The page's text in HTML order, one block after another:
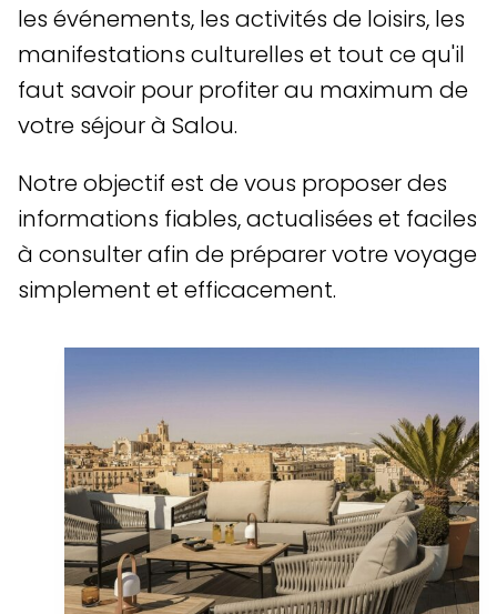
les événements, les activités de loisirs, les
manifestations culturelles et tout ce qu'il
faut savoir pour profiter au maximum de
votre séjour à Salou.
Notre objectif est de vous proposer des
informations fiables, actualisées et faciles
à consulter afin de préparer votre voyage
simplement et efficacement.